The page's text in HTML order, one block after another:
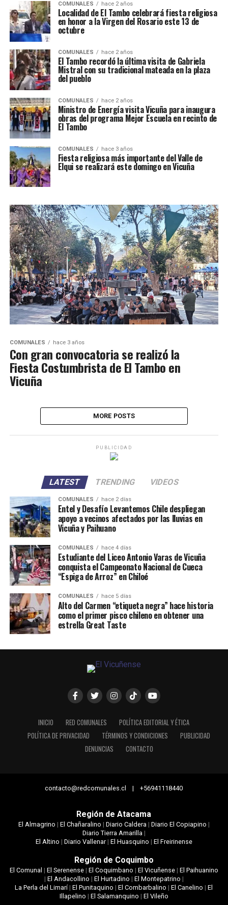
COMUNALES hace 2 años
Localidad de El Tambo celebrará fiesta religiosa
en honor a la Virgen del Rosario este 13 de
octubre
COMUNALES hace 2 años
El Tambo recordó la última visita de Gabriela
Mistral con su tradicional mateada en la plaza
del pueblo
COMUNALES hace 2 años
Ministro de Energía visita Vicuña para inaugura
obras del programa Mejor Escuela en recinto de
El Tambo
COMUNALES hace 3 años
Fiesta religiosa más importante del Valle de
Elqui se realizará este domingo en Vicuña
COMUNALES hace 3 años
Con gran convocatoria se realizó la
Fiesta Costumbrista de El Tambo en
Vicuña
MORE POSTS
PUBLICIDAD
LATEST TRENDING VIDEOS
COMUNALES hace 2 días
Entel y Desafío Levantemos Chile despliegan
apoyo a vecinos afectados por las lluvias en
Vicuña y Paihuano
COMUNALES hace 4 días
Estudiante del Liceo Antonio Varas de Vicuña
conquista el Campeonato Nacional de Cueca
“Espiga de Arroz” en Chiloé
COMUNALES hace 5 días
Alto del Carmen “etiqueta negra” hace historia
como el primer pisco chileno en obtener una
estrella Great Taste
INICIO RED COMUNALES
POLÍTICA EDITORIAL Y ÉTICA
POLÍTICA DE PRIVACIDAD
TÉRMINOS Y CONDICIONES
PUBLICIDAD
DENUNCIAS
CONTACTO
contacto@redcomunales.cl | +56941118440
Región de Atacama
El Almagrino | El Chañaralino | Diario Caldera| Diario El Copiapino |
Diario Tierra Amarilla|
El Altino | Diario Vallenar| El Huasquino | El Freirinense
Región de Coquimbo
El Comunal | El Serenense| El Coquimbano | El Vicuñense| El Paihuanino
| El Andacollino | El Hurtadino | El Montepatrino |
La Perla del Limarí|El Punitaquino |El Combarbalino |El Canelino |El
Illapelino | El Salamanquino | El Vileño